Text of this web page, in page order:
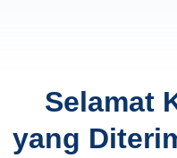
Selamat
yang